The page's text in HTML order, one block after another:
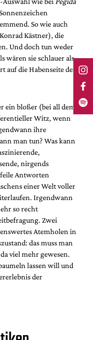
So wie auch
Kästner), die
Und doch tun weder
wären sie schlauer als
auf die Habenseite der
ein bloßer (bei all dem
Witz, wenn
ihre
man tun? Was kann
nirgends
Antworten
einer Welt voller
Irgendwann
so recht
Zwei
Atemholen in
das muss man
viel mehr gewesen.
lassen will und
der